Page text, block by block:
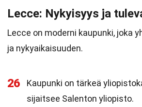
Lecce: Nykyisyys ja
Lecce on moderni kaupunki, joka
ja nykyaikaisuuden.
26
Kaupunki on tärkeä
sijaitsee Salenton yliopisto.